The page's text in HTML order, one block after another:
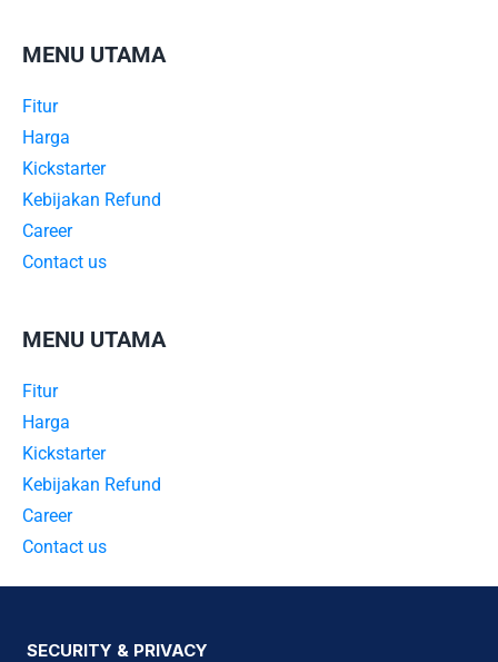
MENU UTAMA
Fitur
Harga
Kickstarter
Kebijakan Refund
Career
Contact us
MENU UTAMA
Fitur
Harga
Kickstarter
Kebijakan Refund
Career
Contact us
SECURITY & PRIVACY